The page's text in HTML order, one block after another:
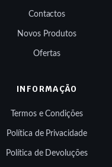
Contactos
Novos Produtos
Ofertas
INFORMAÇÃO
Termos e Condições
Política de Privacidade
Política de Devoluções